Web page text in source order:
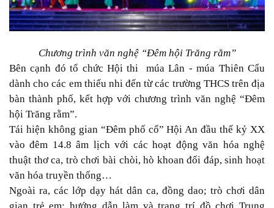
Chương trình văn nghệ “Đêm hội Trăng rằm”
Bên cạnh đó tổ chức Hội thi múa Lân - múa Thiên Cẩu
dành cho các em thiếu nhi đến từ các trường THCS trên địa
bàn thành phố, kết hợp với chương trình văn nghệ “Đêm
hội Trăng rằm”.
Tái hiện không gian “Đêm phố cổ” Hội An đầu thế kỷ XX
vào đêm 14.8 âm lịch với các hoạt động văn hóa nghệ
thuật thơ ca, trò chơi bài chòi, hò khoan đối đáp, sinh hoạt
văn hóa truyền thống…
Ngoài ra, các lớp dạy hát dân ca, đồng dao; trò chơi dân